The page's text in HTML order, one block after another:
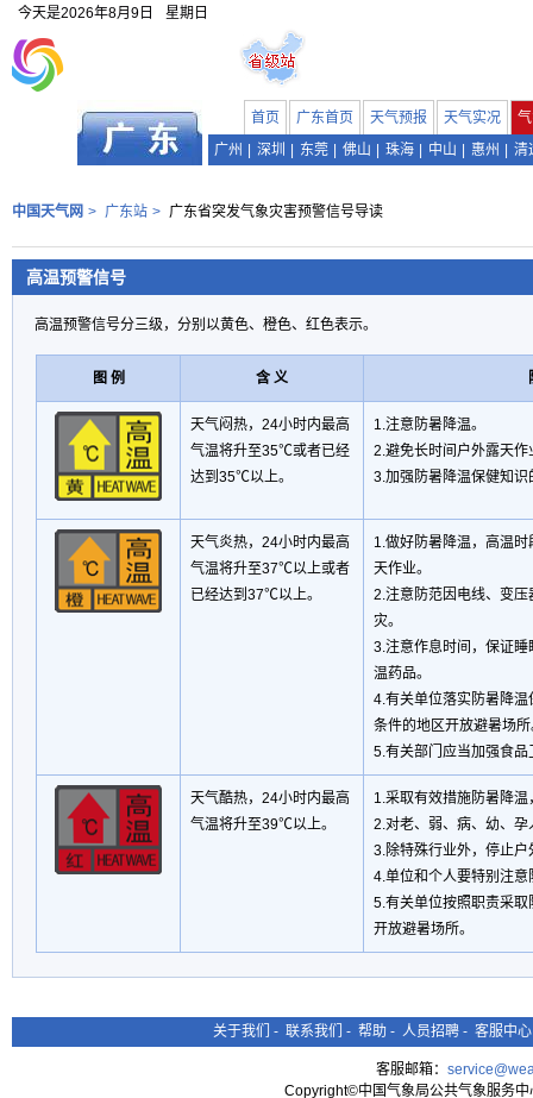
今天是2026年8月9日 星期日
首页 广东首页 天气预报 天气实况
广州
深圳 东莞 佛山 珠海 中山 惠州 清
中国天气网 > 广东站 > 广东省突发气象灾害预警信号导读
高温预警信号
高温预警信号分三级，分别以黄色、橙色、红色表示。
图 例 含 义
天气闷热，24小时内最高
气温将升至35℃或者已经
达到35℃以上。
1.注意防暑降温。
2.避免长时间户外露天
3.加强防暑降温保健知识
天气炎热，24小时内最高
气温将升至37℃以上或者
已经达到37℃以上。
1.做好防暑降温，高温
天作业。
2.注意防范因电线、变
灾。
3.注意作息时间，保证
温药品。
4.有关单位落实防暑降
条件的地区开放避暑场
5.有关部门应当加强食
天气酷热，24小时内最高
气温将升至39℃以上。
1.采取有效措施防暑降
2.对老、弱、病、幼、
3.除特殊行业外，停止户
4.单位和个人要特别注意
5.有关单位按照职责采
开放避暑场所。
关于我们 - 联系我们 - 帮助 - 人员招聘 - 客服中心
客服邮箱：
Copyright©中国气象局公共气象服务